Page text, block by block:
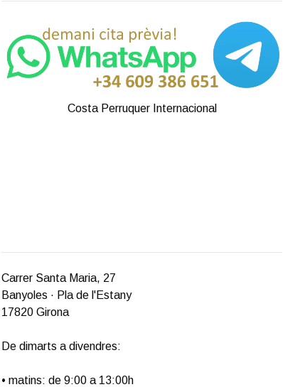
Costa Perruquer Internacional
Carrer Santa Maria, 27
Banyoles · Pla de l'Estany
17820 Girona
De dimarts a divendres:
• matins: de 9:00 a 13:00h